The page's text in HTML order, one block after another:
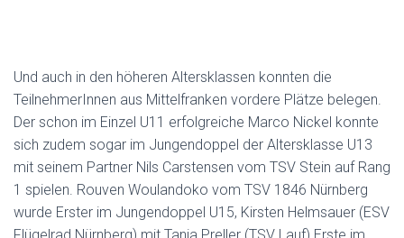
Und auch in den höheren Altersklassen konnten die
TeilnehmerInnen aus Mittelfranken vordere Plätze belegen.
Der schon im Einzel U11 erfolgreiche Marco Nickel konnte
sich zudem sogar im Jungendoppel der Altersklasse U13
mit seinem Partner Nils Carstensen vom TSV Stein auf Rang
1 spielen. Rouven Woulandoko vom TSV 1846 Nürnberg
wurde Erster im Jungendoppel U15, Kirsten Helmsauer (ESV